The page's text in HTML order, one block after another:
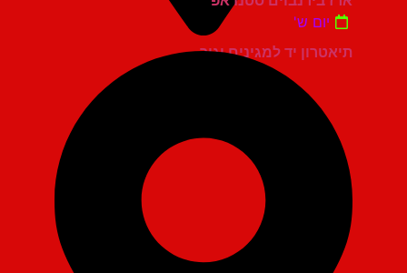
תיאטרון יד למגינים יגור
יום ש'